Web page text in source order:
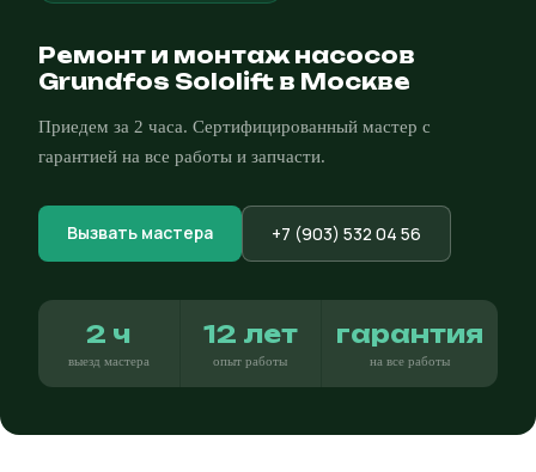
Ремонт и монтаж насосов
Grundfos Sololift в Москве
Приедем за 2 часа. Сертифицированный мастер с
гарантией на все работы и запчасти.
Вызвать мастера +7 (903) 532 04 56
2 ч
выезд мастера
12 лет
опыт работы
гарантия
на все работы